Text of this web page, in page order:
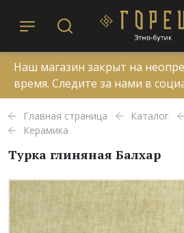
Наш магазин закрыт на
время. Следите за нами в
Главная страница Каталог
Керамика
Турка глиняная Балхар